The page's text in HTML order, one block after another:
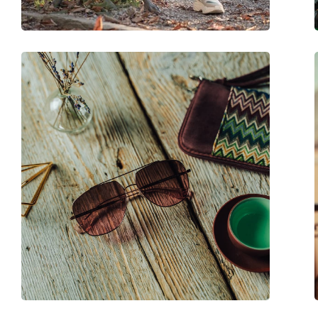
Аксессуары
Футляр:
Да
Салфетка для чистки:
Да
Другое
Пол:
Unisex
Категория:
Солнцезащитные
Бренд:
Marc Jacobs
Использование:
Модные
Код:
532/S RHL IR 53